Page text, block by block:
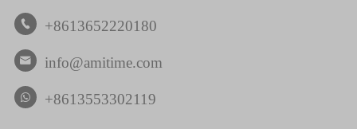
 +8613652220180
 info@amitime.com
+8613553302119